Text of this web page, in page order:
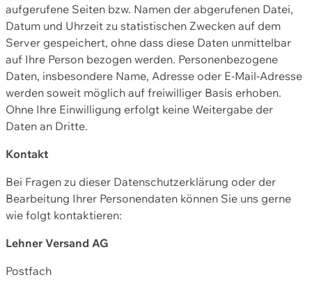
aufgerufene Seiten bzw. Namen der abgerufenen Datei,
Datum und Uhrzeit zu statistischen Zwecken auf dem
Server gespeichert, ohne dass diese Daten unmittelbar
auf Ihre Person bezogen werden. Personenbezogene
Daten, insbesondere Name, Adresse oder E-Mail-Adresse
werden soweit möglich auf freiwilliger Basis erhoben.
Ohne Ihre Einwilligung erfolgt keine Weitergabe der
Daten an Dritte.
Kontakt
Bei Fragen zu dieser Datenschutzerklärung oder der
Bearbeitung Ihrer Personendaten können Sie uns gerne
wie folgt kontaktieren:
Lehner Versand AG
Postfach